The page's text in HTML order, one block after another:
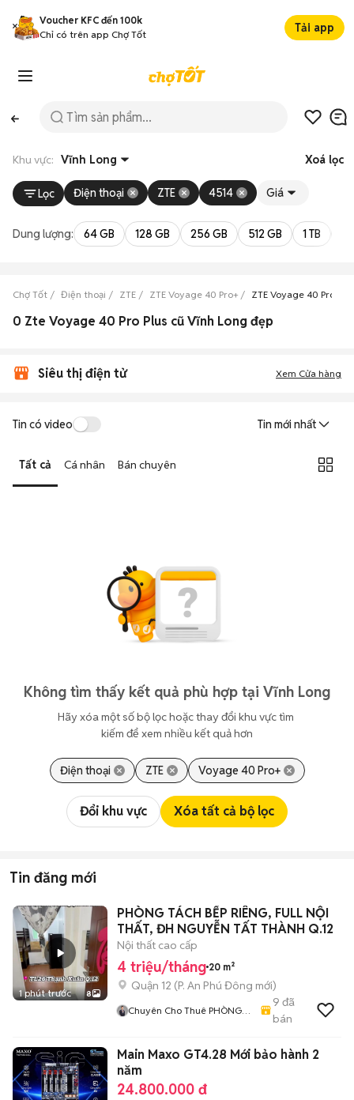
Voucher KFC đến 100k
Chỉ có trên app Chợ Tốt
Tải app
Khu vực: Vĩnh Long Xoá lọc
Lọc Điện thoại ZTE 4514 Giá
Dung lượng: 64 GB 128 GB 256 GB 512 GB 1 TB
Chợ Tốt Điện thoại ZTE ZTE Voyage 40 Pro+ ZTE Voyage 40 Pro+
0 Zte Voyage 40 Pro Plus cũ Vĩnh Long đẹp
Siêu thị điện tử Xem Cửa hàng
Tin có video Tin mới nhất
Tất cả Cá nhân Bán chuyên
Không tìm thấy kết quả phù hợp tại Vĩnh Long
Hãy xóa một số bộ lọc hoặc thay đổi khu vực tìm
kiếm để xem nhiều kết quả hơn
Điện thoại ZTE Voyage 40 Pro+
Đổi khu vực Xóa tất cả bộ lọc
Tin đăng mới
1 phút trước 8
PHÒNG TÁCH BẾP RIÊNG, FULL NỘI
THẤT, ĐH NGUYỄN TẤT THÀNH Q.12
Nội thất cao cấp
4 triệu/tháng 20 m²
Quận 12 (P. An Phú Đông mới)
Chuyên Cho Thuê PHÒNG
9 đã
bán
Main Maxo GT4.28 Mới bảo hành 2
năm
24.800.000 đ